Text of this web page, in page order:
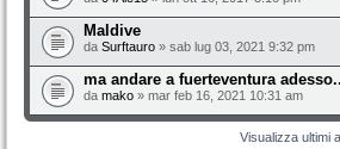
Maldive
da Surftauro » sab lug 03, 2021 9:32 pm
ma andare a fuerteventura
da mako » mar feb 16, 2021 10:31 am
Visualizza ultimi